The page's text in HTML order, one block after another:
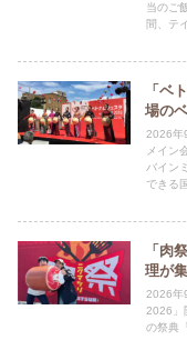
当のご
間、テ
「ベ
場の
2026年
メイン
バイン
できる
「肉
理が
2026年
2026」
の祭典